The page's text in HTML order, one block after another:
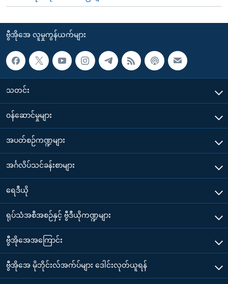
ဗွီအိုအေ လူမှုကွန်ယက်များ
သတင်း
၀န်ဆောင်မှုများ
အပတ်စဉ်ကဏ္ဍများ
အင်္ဂလိပ်သင်ခန်းစာများ
ရေဒီယို
ရုပ်သံအစီအစဉ်နှင့် ဗွီဒီယိုကဏ္ဍများ
ဗွီအိုအေအကြောင်း
ဗွီအိုအေ မိုဘိုင်းလ်အက်ပ်များ ဒေါင်းလုတ်ယူရန်